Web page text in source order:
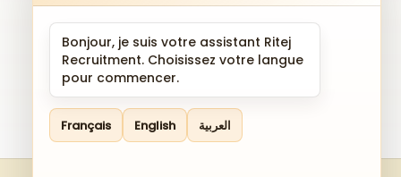
Bonjour, je suis votre assistant Ritej
Recruitment. Choisissez votre langue
pour commencer.
Français English العربية